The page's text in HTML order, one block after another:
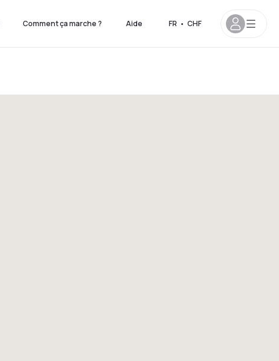
Comment ça marche ? Aide FR • CHF